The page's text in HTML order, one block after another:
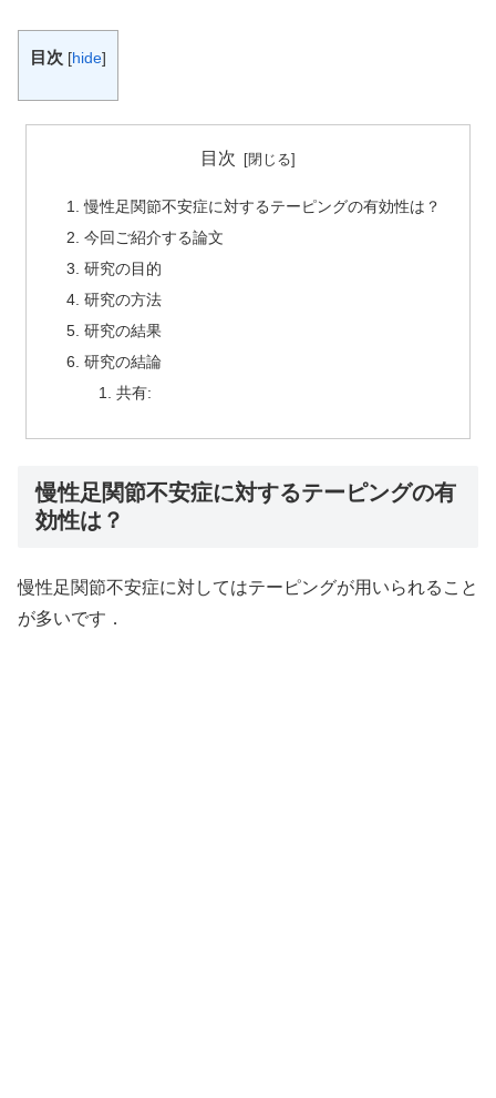
目次 [hide]
目次
慢性足関節不安症に対するテーピングの有効性は？
今回ご紹介する論文
研究の目的
研究の方法
研究の結果
研究の結論
共有:
慢性足関節不安症に対するテーピングの有
効性は？
慢性足関節不安症に対してはテーピングが用いられること
が多いです．